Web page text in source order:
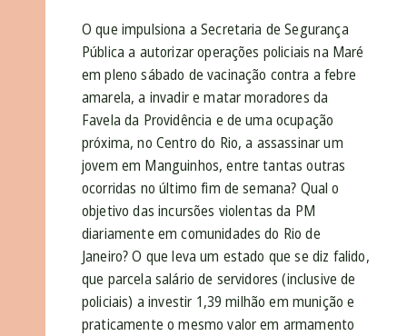
O que impulsiona a Secretaria de Segurança
Pública a autorizar operações policiais na Maré
em pleno sábado de vacinação contra a febre
amarela, a invadir e matar moradores da
Favela da Providência e de uma ocupação
próxima, no Centro do Rio, a assassinar um
jovem em Manguinhos, entre tantas outras
ocorridas no último fim de semana? Qual o
objetivo das incursões violentas da PM
diariamente em comunidades do Rio de
Janeiro? O que leva um estado que se diz falido,
que parcela salário de servidores (inclusive de
policiais) a investir 1,39 milhão em munição e
praticamente o mesmo valor em armamento